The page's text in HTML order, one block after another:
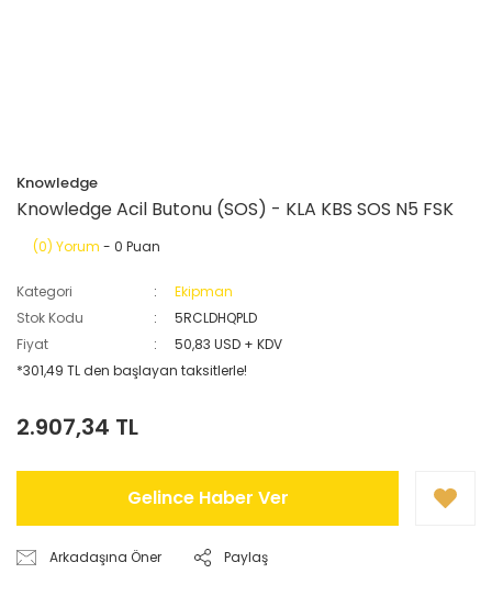
Knowledge
Knowledge Acil Butonu (SOS) - KLA KBS SOS N5 FSK
(0) Yorum - 0 Puan
Kategori
Ekipman
Stok Kodu
5RCLDHQPLD
Fiyat
50,83 USD + KDV
*301,49 TL den başlayan taksitlerle!
2.907,34 TL
Gelince Haber Ver
Arkadaşına Öner Paylaş